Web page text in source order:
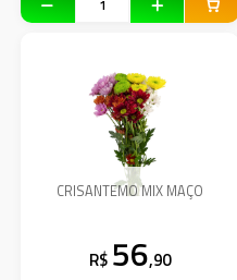
CRISANTEMO MIX MAÇO
R$ 56,90